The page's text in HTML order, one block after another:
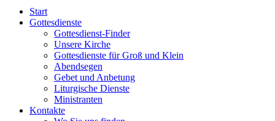
Start
Gottesdienste
Gottesdienst-Finder
Unsere Kirche
Gottesdienste für Groß und Klein
Abendsegen
Gebet und Anbetung
Liturgische Dienste
Ministranten
Kontakte